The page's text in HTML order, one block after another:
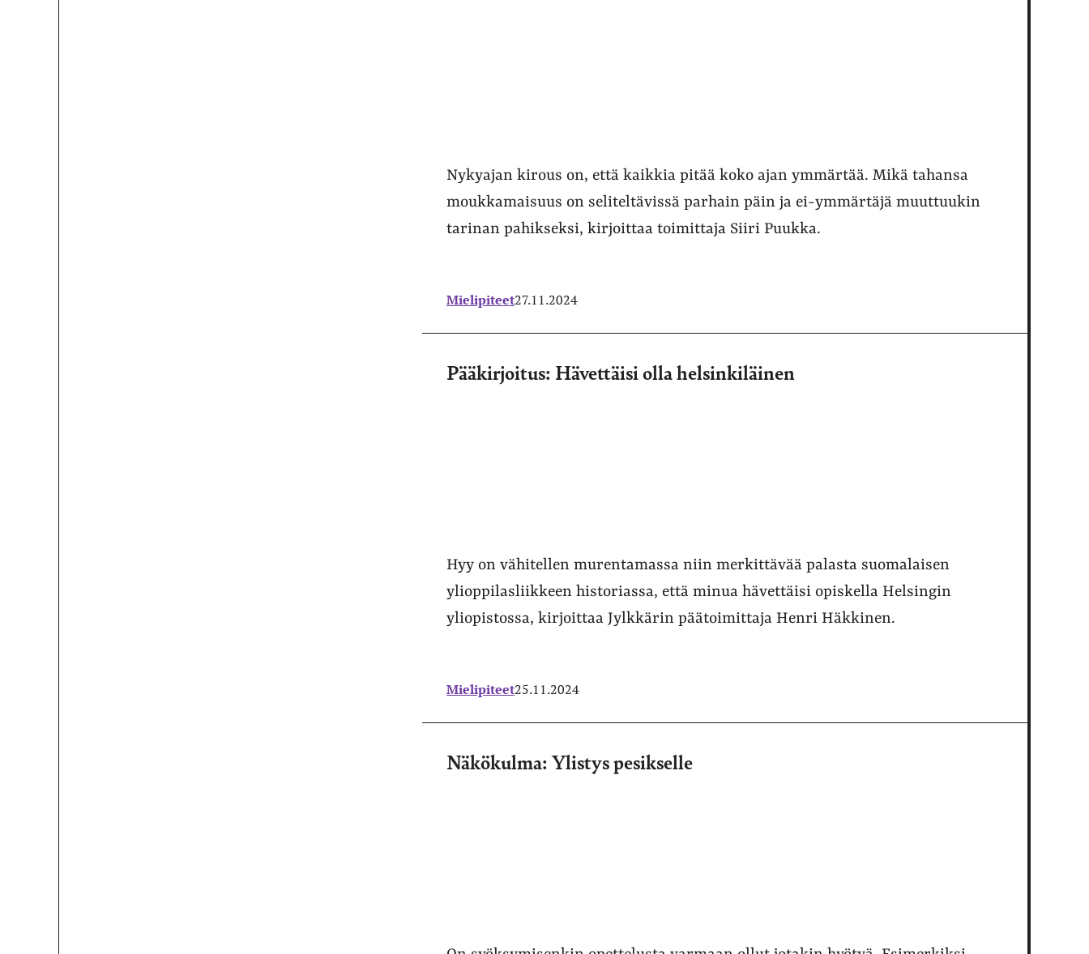
Nykyajan kirous on, että kaikkia pitää koko ajan ymmärtää. Mikä tahansa
moukkamaisuus on seliteltävissä parhain päin ja ei-ymmärtäjä muuttuukin
tarinan pahikseksi, kirjoittaa toimittaja Siiri Puukka.
Mielipiteet27.11.2024
Pääkirjoitus: Hävettäisi olla helsinkiläinen
Hyy on vähitellen murentamassa niin merkittävää palasta suomalaisen
ylioppilasliikkeen historiassa, että minua hävettäisi opiskella Helsingin
yliopistossa, kirjoittaa Jylkkärin päätoimittaja Henri Häkkinen.
Mielipiteet25.11.2024
Näkökulma: Ylistys pesikselle